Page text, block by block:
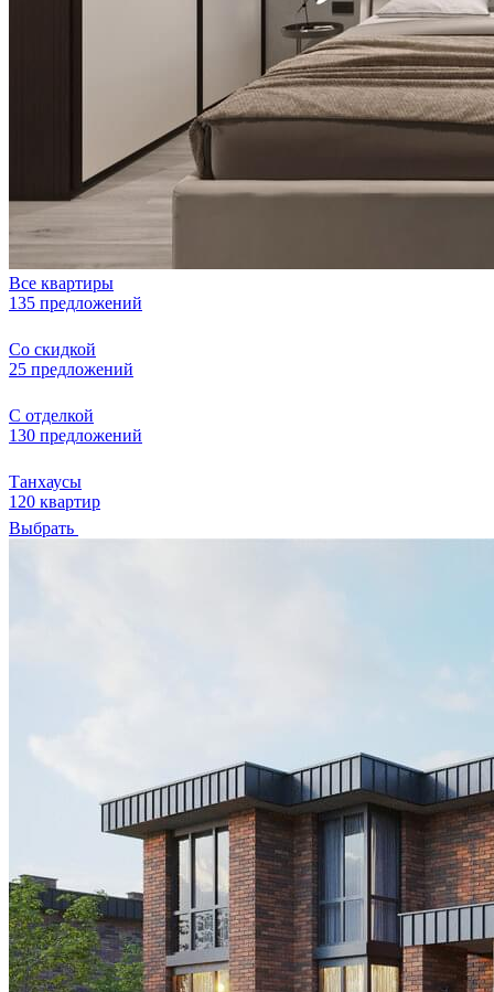
Все квартиры
135 предложений
Со скидкой
25 предложений
С отделкой
130 предложений
Танхаусы
120 квартир
Выбрать